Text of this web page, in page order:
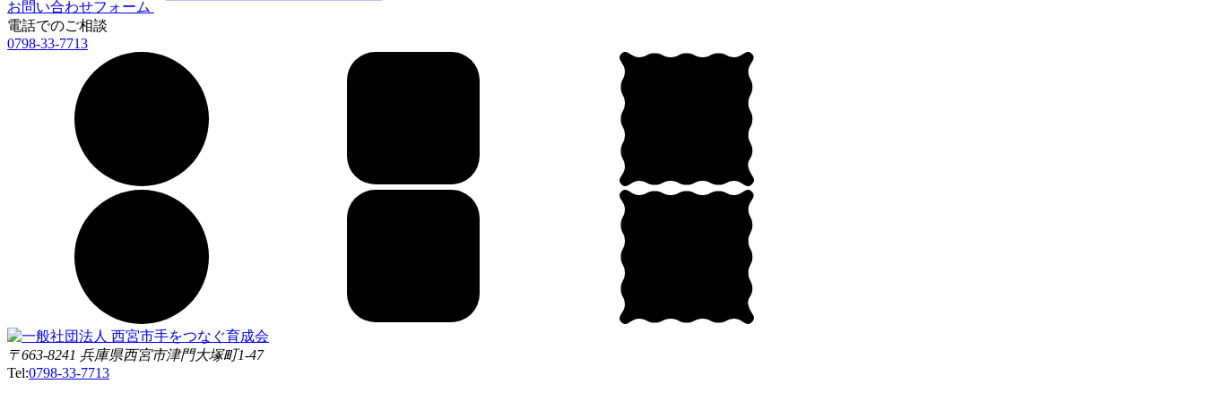
お問い合わせフォーム
電話でのご相談
0798-33-7713
〒663-8241 兵庫県西宮市津門大塚町1-47
Tel:0798-33-7713